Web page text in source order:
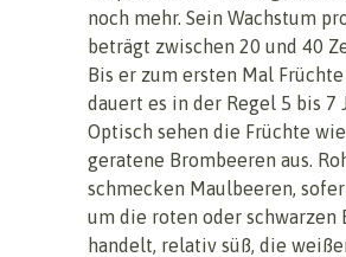
noch mehr. Sein Wachstum
beträgt zwischen 20 und 40
Bis er zum ersten Mal
dauert es in der Regel 5 bis 7
Optisch sehen die Früchte
geratene Brombeeren aus.
schmecken Maulbeeren,
um die roten oder schwarzen
handelt, relativ süß, die